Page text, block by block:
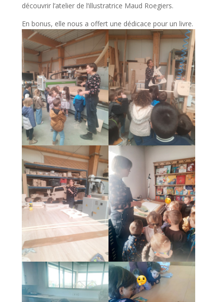
découvrir l’atelier de l’illustratrice Maud Roegiers.
En bonus, elle nous a offert une dédicace pour un livre.